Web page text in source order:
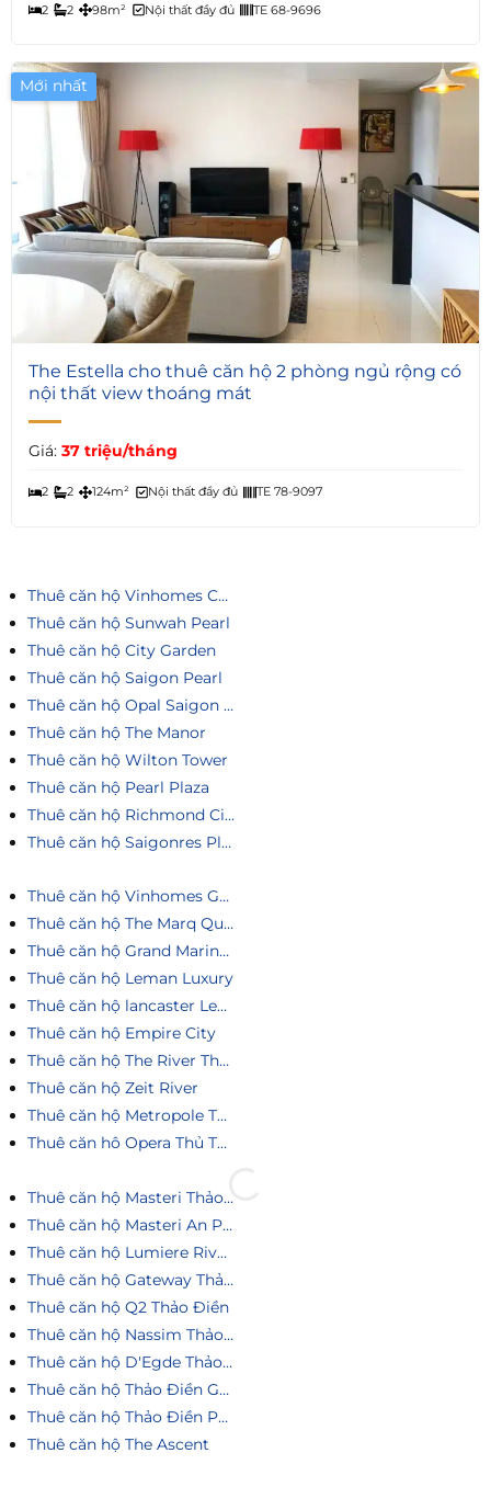
2 2 98m² Nội thất đầy đủ TE 68-9696
Mới nhất
5
The Estella cho thuê căn hộ 2 phòng ngủ rộng có
nội thất view thoáng mát
Giá: 37 triệu/tháng
2 2 124m² Nội thất đầy đủ TE 78-9097
Thuê căn hộ Vinhomes Central Park
Thuê căn hộ Sunwah Pearl
Thuê căn hộ City Garden
Thuê căn hộ Saigon Pearl
Thuê căn hộ Opal Saigon Pearl
Thuê căn hộ The Manor
Thuê căn hộ Wilton Tower
Thuê căn hộ Pearl Plaza
Thuê căn hộ Richmond City
Thuê căn hộ Saigonres Plaza
Thuê căn hộ Vinhomes Golden River
Thuê căn hộ The Marq Quận 1
Thuê căn hộ Grand Marina Saigon
Thuê căn hộ Leman Luxury
Thuê căn hộ lancaster Legacy
Thuê căn hộ Empire City
Thuê căn hộ The River Thủ Thiêm
Thuê căn hộ Zeit River
Thuê căn hộ Metropole Thủ Thiêm
Thuê căn hô Opera Thủ Thiêm
Thuê căn hộ Masteri Thảo Điền
Thuê căn hộ Masteri An Phú
Thuê căn hộ Lumiere Riverside
Thuê căn hộ Gateway Thảo Điền
Thuê căn hộ Q2 Thảo Điền
Thuê căn hộ Nassim Thảo Điền
Thuê căn hộ D'Egde Thảo Điền
Thuê căn hộ Thảo Điền Green
Thuê căn hộ Thảo Điền Pearl
Thuê căn hộ The Ascent